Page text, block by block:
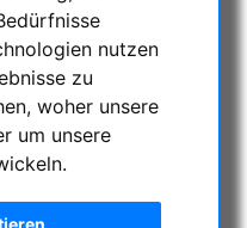
nutzen
zu
woher unsere
um unsere
&